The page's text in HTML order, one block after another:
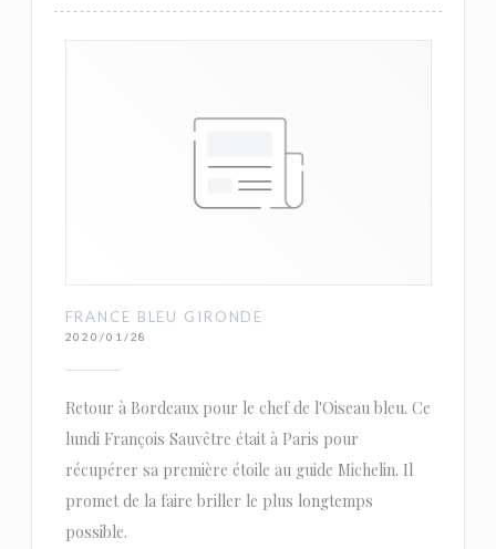
FRANCE BLEU GIRONDE
2020/01/28
Retour à Bordeaux pour le chef de l'Oiseau bleu. Ce
lundi François Sauvêtre était à Paris pour
récupérer sa première étoile au guide Michelin. Il
promet de la faire briller le plus longtemps
possible.